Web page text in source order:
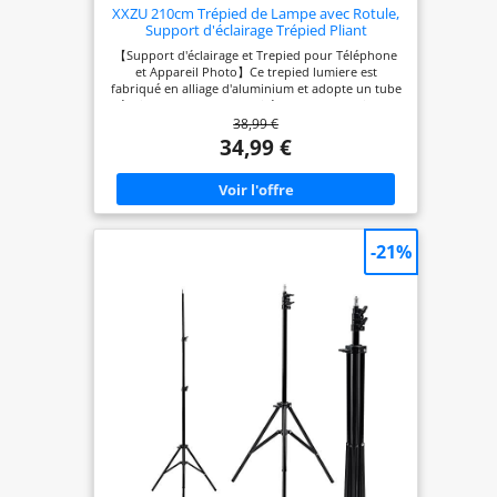
XXZU 210cm Trépied de Lampe avec Rotule,
Support d'éclairage Trépied Pliant
【Support d'éclairage et Trepied pour Téléphone
et Appareil Photo】Ce trepied lumiere est
fabriqué en alliage d'aluminium et adopte un tube
épais de 25 mm, la capacité de charge maximale
jusqu'à 4 kg, qui peut supporter la plupart des
équipements photographiques. XXZU fournit
également un support supplémentaire avec rotule
qui peut être utilisé pour l'appareil photo et le
téléphone, la capacité de charge de la rotule est de
2 kg, répondant à tous vos besoins en
photographie. 【Réglage de l'angle à 3 Niveaux】
chaque pied peut être réglé sur 3 niveaux d'angle
(26°, 45°, 83°) pour répondre à différents besoins.
Lorsqu'il est réglé à 83°, le bas du trépied de
lumiere atteint la plus grande surface pour
fournir une base extrêmement large et stable, en
même temps, le trépied de l'appareil photo avec
une hauteur minimale de 45 cm pour la prise de
vue à faible angle. 【Tête Sphérique à 360° avec
Support】 La tête sphérique peut pivoter à 360°
dans les plans horizontal et vertical, vous
permettant de profiter du plaisir de prendre des
photos sous n'importe quel angle. De plus, le côté
et l'avant du clip du téléphone ont tous deux un
écrou de 1/4", ce qui permet au téléphone de
basculer librement entre la prise de vue verticale
38,99 €
34,99 €
-21%